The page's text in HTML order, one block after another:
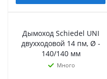
Дымоход Schiedel UNI
двухходовой 14 пм, Ø -
140/140 мм
Много